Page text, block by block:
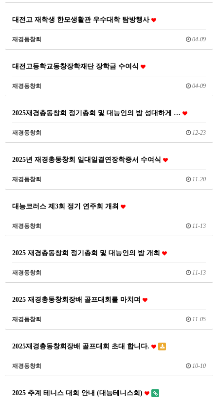
대전고 재학생 한모생활관 우수대학 탐방행사
재경동창회 04-09
대전고등학교동창장학재단 장학금 수여식
재경동창회 04-09
2025재경총동창회 정기총회 및 대능인의 밤 성대하게 …
재경동창회 12-23
2025년 재경총동창회 일대일결연장학증서 수여식
재경동창회 11-20
대능코러스 제3회 정기 연주회 개최
재경동창회 11-13
2025 재경총동창회 정기총회 및 대능인의 밤 개최
재경동창회 11-13
2025 재경총동창회장배 골프대회를 마치며
재경동창회 11-05
2025재경총동창회장배 골프대회 초대 합니다.
재경동창회 10-10
2025 추계 테니스 대회 안내 (대능테니스회)